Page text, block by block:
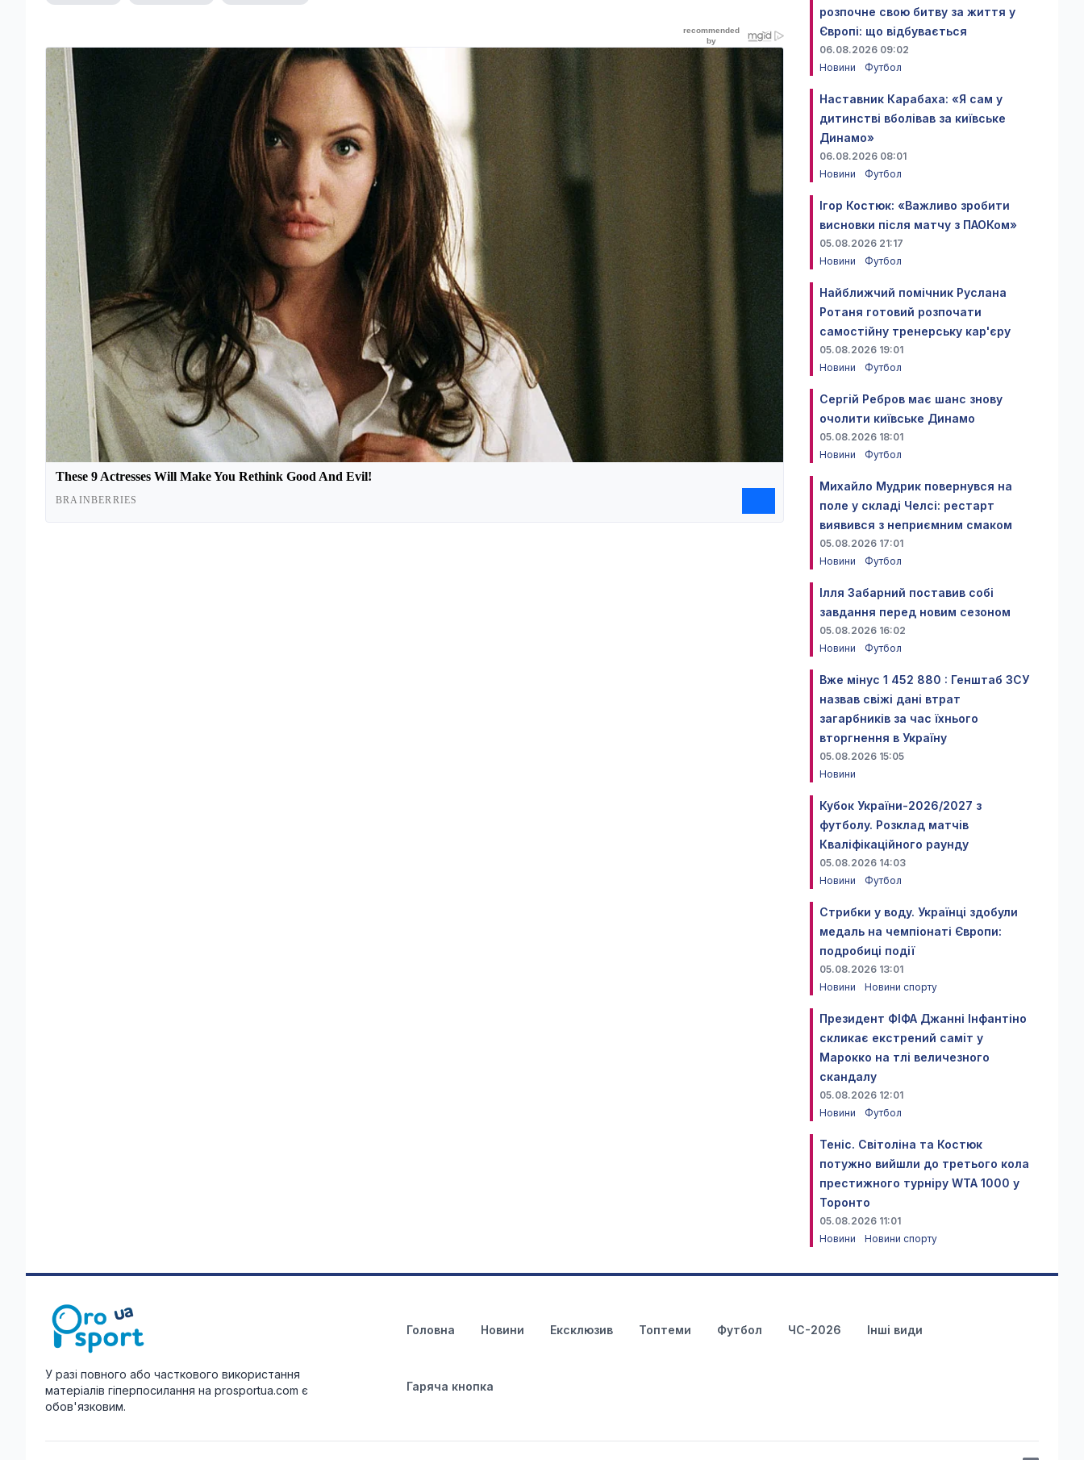
розпочне свою битву за життя у
Європі: що відбувається
06.08.2026 09:02
Новини
Футбол
Наставник Карабаха: «Я сам у
дитинстві вболівав за київське
Динамо»
06.08.2026 08:01
Новини
Футбол
Ігор Костюк: «Важливо зробити
висновки після матчу з ПАОКом»
05.08.2026 21:17
Новини
Футбол
Найближчий помічник Руслана
Ротаня готовий розпочати
самостійну тренерську кар'єру
05.08.2026 19:01
Новини
Футбол
Сергій Ребров має шанс знову
очолити київське Динамо
05.08.2026 18:01
Новини
Футбол
Михайло Мудрик повернувся на
поле у складі Челсі: рестарт
виявився з неприємним смаком
05.08.2026 17:01
Новини
Футбол
Ілля Забарний поставив собі
завдання перед новим сезоном
05.08.2026 16:02
Новини
Футбол
Вже мінус 1 452 880 : Генштаб ЗСУ
назвав свіжі дані втрат
загарбників за час їхнього
вторгнення в Україну
05.08.2026 15:05
Новини
Кубок України-2026/2027 з
футболу. Розклад матчів
Кваліфікаційного раунду
05.08.2026 14:03
Новини
Футбол
Стрибки у воду. Українці здобули
медаль на чемпіонаті Європи:
подробиці події
05.08.2026 13:01
Новини
Новини спорту
Президент ФІФА Джанні Інфантіно
скликає екстрений саміт у
Марокко на тлі величезного
скандалу
05.08.2026 12:01
Новини
Футбол
Теніс. Світоліна та Костюк
потужно вийшли до третього кола
престижного турніру WTA 1000 у
Торонто
05.08.2026 11:01
Новини
Новини спорту
У разі повного або часткового використання
матеріалів гіперпосилання на prosportua.com є
обов'язковим.
Головна Новини Ексклюзив Топтеми Футбол ЧС-2026 Інші види
Гаряча кнопка